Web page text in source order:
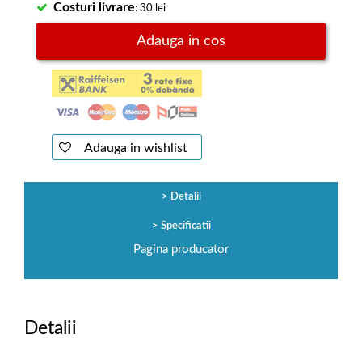
Costuri livrare: 30 lei
Adauga in cos
Adauga in wishlist
Detalii
Specificatii
Pagina producator
Detalii